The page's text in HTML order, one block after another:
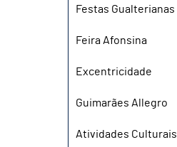
Festas Gualterianas
Feira Afonsina
Excentricidade
Guimarães Allegro
Atividades Culturais